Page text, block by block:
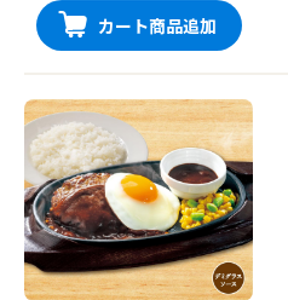
カート商品追加